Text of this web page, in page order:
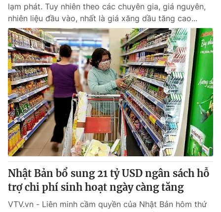
lạm phát. Tuy nhiên theo các chuyên gia, giá nguyên,
nhiên liệu đầu vào, nhất là giá xăng dầu tăng cao...
Nhật Bản bổ sung 21 tỷ USD ngân sách hỗ
trợ chi phí sinh hoạt ngày càng tăng
VTV.vn - Liên minh cầm quyền của Nhật Bản hôm thứ